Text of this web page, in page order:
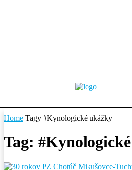
Home Tagy #Kynologické ukážky
Tag: